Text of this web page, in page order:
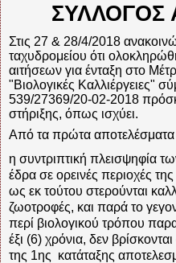
ΣΥΛΛΟΓΟΣ
Στις 27 & 28/4/2018
ταχυδρομείου ότι
αιτήσεων για ένταξη στο
"Βιολογικές Καλλιέργειες"
539/27369/20-02-2018
στήριξης, όπως ισχύει.
Από τα πρώτα αποτελέσματα
η συντριπτική πλεισψηφία
έδρα σε ορεινές περιοχές
ως εκ τούτου στερούνται
ζωοτροφές, και παρά το
περί βιολογικού τρόπου
έξι (6) χρόνια, δεν
της 1ης κατάταξης